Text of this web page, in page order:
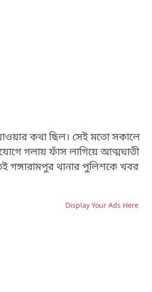
যাওয়ার কথা ছিল। সেই মতো সকালে
গলায় ফাঁস লাগিয়ে আত্মঘাতী
গঙ্গারামপুর থানার পুলিশকে খবর
Display Your Ads Here